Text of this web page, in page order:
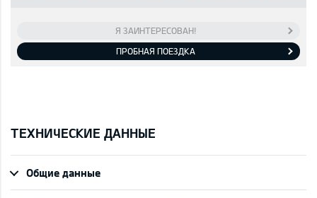
Я ЗАИНТЕРЕСОВАН!
ПРОБНАЯ ПОЕЗДКА
ТЕХНИЧЕСКИЕ ДАННЫЕ
Общие данные